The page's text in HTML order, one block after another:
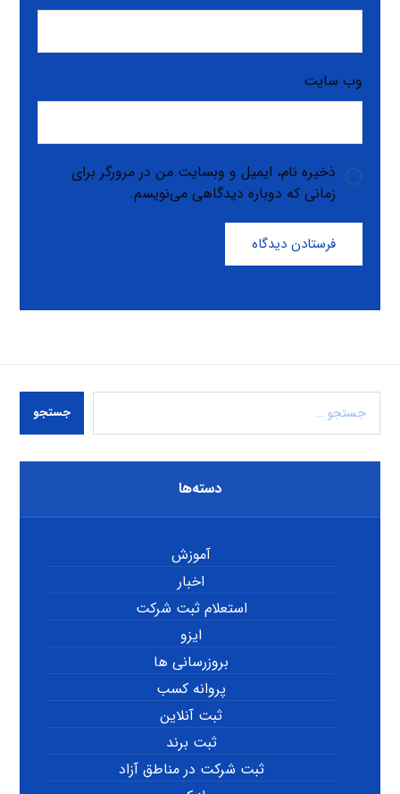
وب‌ سایت
ذخیره نام، ایمیل و وبسایت من در مرورگر برای
زمانی که دوباره دیدگاهی می‌نویسم.
فرستادن دیدگاه
جستجو
دسته‌ها
آموزش
اخبار
استعلام ثبت شرکت
ایزو
بروزرسانی ها
پروانه کسب
ثبت آنلاین
ثبت برند
ثبت شرکت در مناطق آزاد